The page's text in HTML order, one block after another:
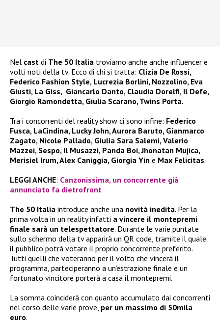
Nel cast di The 50 Italia troviamo anche anche influencer e
volti noti della tv. Ecco di chi si tratta: Clizia De Rossi,
Federico Fashion Style, Lucrezia Borlini, Nozzolino, Eva
Giusti, La Giss, Giancarlo Danto, Claudia Dorelfi, Il Defe,
Giorgio Ramondetta, Giulia Scarano, Twins Porta.
Tra i concorrenti del reality show ci sono infine: Federico
Fusca, LaCindina, Lucky John, Aurora Baruto, Gianmarco
Zagato, Nicole Pallado, Giulia Sara Salemi, Valerio
Mazzei, Sespo, Il Musazzi, Panda Boi, Jhonatan Mujica,
Merisiel Irum, Alex Caniggia, Giorgia Yin e Max Felicitas.
LEGGI ANCHE: Canzonissima, un concorrente già
annunciato fa dietrofront
The 50 Italia introduce anche una novità inedita. Per la
prima volta in un reality infatti a vincere il montepremi
finale sarà un telespettatore. Durante le varie puntate
sullo schermo della tv apparirà un QR code, tramite il quale
il pubblico potrà votare il proprio concorrente preferito.
Tutti quelli che voteranno per il volto che vincerà il
programma, parteciperanno a un’estrazione finale e un
fortunato vincitore porterà a casa il montepremi.
La somma coinciderà con quanto accumulato dai concorrenti
nel corso delle varie prove, per un massimo di 50mila
euro.